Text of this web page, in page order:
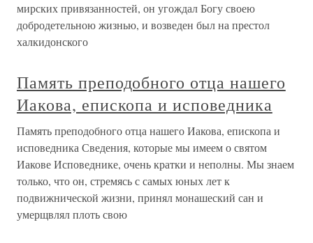
мирских привязанностей, он угождал Богу своею
добродетельною жизнью, и возведен был на престол
халкидонского
Память преподобного отца нашего
Иакова, епископа и исповедника
Память преподобного отца нашего Иакова, епископа и
исповедника Сведения, которые мы имеем о святом
Иакове Исповеднике, очень кратки и неполны. Мы знаем
только, что он, стремясь с самых юных лет к
подвижнической жизни, принял монашеский сан и
умерщвлял плоть свою